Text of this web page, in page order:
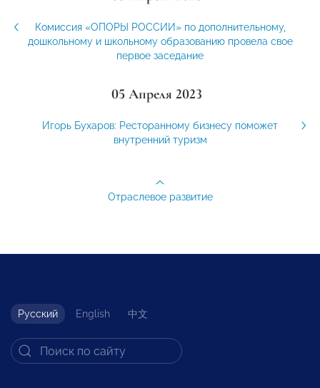
Комиссия «ОПОРЫ РОССИИ» по дополнительному,
дошкольному и школьному образованию провела свое
первое заседание
05 Апреля 2023
Игорь Бухаров: Ресторанному бизнесу поможет
внутренний туризм
Отраслевое развитие
Русский English 中文